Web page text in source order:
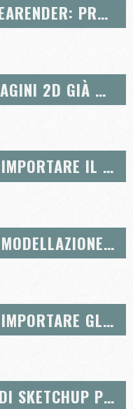
NUOVA VERSIONE DI THEARENDER: PRESTO (SUPPORTO GPU)
PICCOLO BANCO DI IMMAGINI 2D GIÀ RITAGLIATE
TUTORIAL SKETCHUP – IMPORTARE IL CATASTO
TUTORIAL SKETCHUP – MODELLAZIONE DI EDIFICI IN 3D CON GOOGLE MAP
TUTORIAL SKETCHUP – IMPORTARE GLI EDIFICI DI GOOGLE EARTH
TUTORIAL SUL LAYOUT DI SKETCHUP PRO – DIMENSIONI IN SCALA